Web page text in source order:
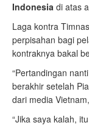
Indonesia di atas
Laga kontra
perpisahan bagi
kontraknya bakal
“Pertandingan
berakhir setelah
dari media Vietnam,
“Jika saya kalah,